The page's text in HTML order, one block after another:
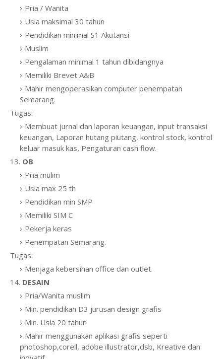
Pria / Wanita
Usia maksimal 30 tahun
Pendidikan minimal S1 Akutansi
Muslim
Pengalaman minimal 1 tahun dibidangnya
Memiliki Brevet A&B
Mahir mengoperasikan computer penempatan
Semarang.
Tugas:
Membuat jurnal dan laporan keuangan, input transaksi
keuangan, Laporan hutang piutang, kontrol stock, kontrol
keluar masuk kas, Pengaturan cash flow.
13. OB
Pria mulim
Usia max 25 th
Pendidikan min SMP
Memiliki SIM C
Pekerja keras
Penempatan Semarang.
Tugas:
Menjaga kebersihan office dan outlet.
14. DESAIN
Pria/Wanita muslim
Min. pendidikan D3 jurusan design grafis
Min. Usia 20 tahun
Mahir menggunakan aplikasi grafis seperti
photoshop,corell, adobe illustrator,dsb, Kreative dan